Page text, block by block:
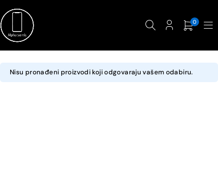
0
Nisu pronađeni proizvodi koji odgovaraju vašem odabiru.